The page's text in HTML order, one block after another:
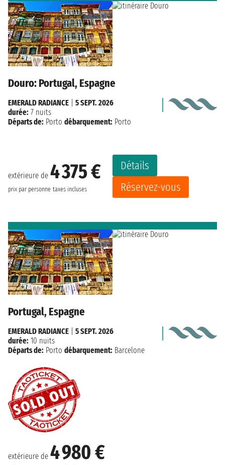
Douro: Portugal, Espagne
extérieure de 4 375 €
prix par personne taxes incluses
Détails
Réservez-vous
EMERALD RADIANCE
5 SEPT. 2026
durée: 7 nuits
Départs de: Porto débarquement: Porto
Portugal, Espagne
extérieure de 4 980 €
EMERALD RADIANCE
5 SEPT. 2026
durée: 10 nuits
Départs de: Porto débarquement: Barcelone